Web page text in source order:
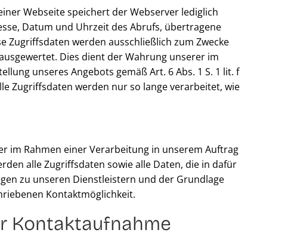
Webseite speichert der Webserver lediglich
Datum und Uhrzeit des Abrufs, übertragene
werden ausschließlich zum Zwecke
Dies dient der Wahrung unserer im
unseres Angebots gemäß Art. 6 Abs. 1 S. 1 lit. f
Zugriffsdaten werden nur so lange verarbeitet, wie
im Rahmen einer Verarbeitung in unserem Auftrag
alle Zugriffsdaten sowie alle Daten, die in dafür
zu unseren Dienstleistern und der Grundlage
Kontaktmöglichkeit.
Kontaktaufnahme